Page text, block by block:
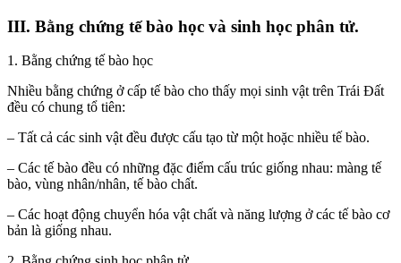
III. Bằng chứng tế bào học và sinh học phân tử.
1. Bằng chứng tế bào học
Nhiều bằng chứng ở cấp tế bào cho thấy mọi sinh vật trên Trái Đất
đều có chung tổ tiên:
– Tất cả các sinh vật đều được cấu tạo từ một hoặc nhiều tế bào.
– Các tế bào đều có những đặc điểm cấu trúc giống nhau: màng tế
bào, vùng nhân/nhân, tế bào chất.
– Các hoạt động chuyển hóa vật chất và năng lượng ở các tế bào cơ
bản là giống nhau.